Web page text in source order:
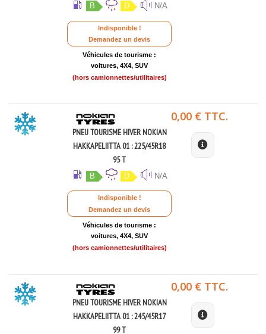
B D N/A
Indisponible !
Demandez un devis
Véhicules de tourisme :
voitures, 4X4, SUV
(hors camionnettes/utilitaires)
PNEU TOURISME HIVER NOKIAN
HAKKAPELIITTA 01 : 225/45R18
95 T
B D N/A
Indisponible !
Demandez un devis
Véhicules de tourisme :
voitures, 4X4, SUV
(hors camionnettes/utilitaires)
0,00 € TTC.
PNEU TOURISME HIVER NOKIAN
HAKKAPELIITTA 01 : 245/45R17
99 T
0,00 € TTC.